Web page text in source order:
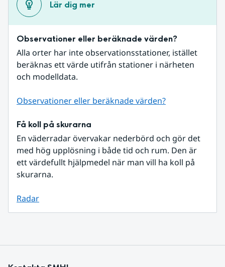
Lär dig mer
Observationer eller beräknade värden?
Alla orter har inte observationsstationer, istället
beräknas ett värde utifrån stationer i närheten
och modelldata.
Observationer eller beräknade värden?
Få koll på skurarna
En väderradar övervakar nederbörd och gör det
med hög upplösning i både tid och rum. Den är
ett värdefullt hjälpmedel när man vill ha koll på
skurarna.
Radar